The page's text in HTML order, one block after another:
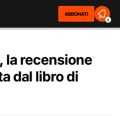
ABBONATI
2
la recensione
dal libro di